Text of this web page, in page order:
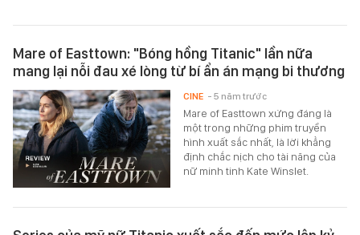
Mare of Easttown: "Bóng hồng Titanic" lần nữa
mang lại nỗi đau xé lòng từ bí ẩn án mạng bi thương
Mare of Easttown xứng đáng là
một trong những phim truyền
hình xuất sắc nhất, là lời khẳng
định chắc nịch cho tài năng của
nữ minh tinh Kate Winslet.
CINE - 5 năm trước